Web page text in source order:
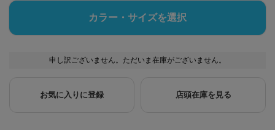
カラー・サイズを選択
申し訳ございません。ただいま在庫がございません。
お気に入りに登録 店頭在庫を見る